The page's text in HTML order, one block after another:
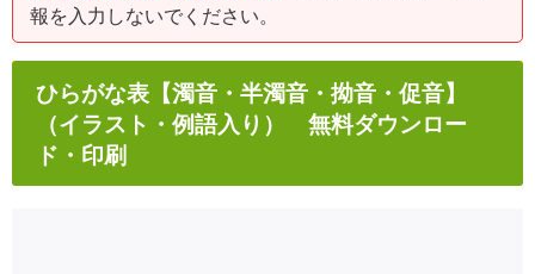
報を入力しないでください。
ひらがな表【濁音・半濁音・拗音・促音】
（イラスト・例語入り） 無料ダウンロー
ド・印刷